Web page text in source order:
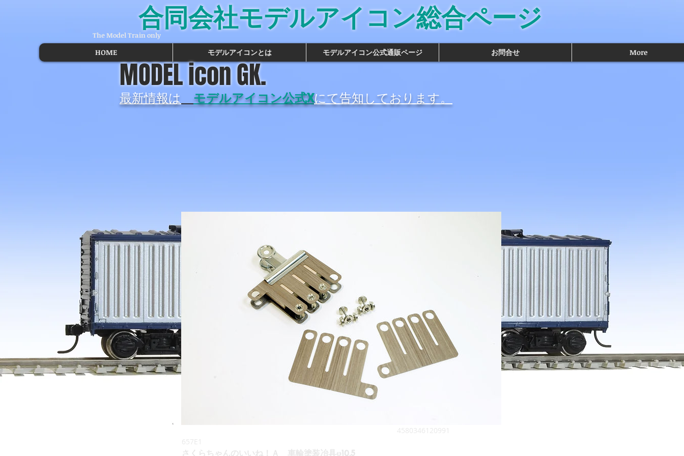
合同会社モデルアイコン総合ページ
The Model Train only
HOME モデルアイコンとは モデルアイコン公式通販ページ お問合せ More
MODEL icon GK.
最新情報は モデルアイコン公式Xにて告知しております。